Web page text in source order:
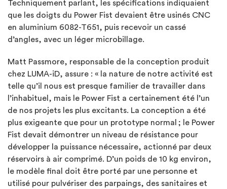
Techniquement parlant, les spécifications indiquaient
que les doigts du Power Fist devaient être usinés CNC
en aluminium 6082-T651, puis recevoir un cassé
d’angles, avec un léger microbillage.
Matt Passmore, responsable de la conception produit
chez LUMA-iD, assure : « la nature de notre activité est
telle qu’il nous est presque familier de travailler dans
l’inhabituel, mais le Power Fist a certainement été l’un
de nos projets les plus excitants. La conception a été
plus exigeante que pour un prototype normal ; le Power
Fist devait démontrer un niveau de résistance pour
développer la puissance nécessaire, actionné par deux
réservoirs à air comprimé. D’un poids de 10 kg environ,
le modèle final doit être porté par une personne et
utilisé pour pulvériser des parpaings, des sanitaires et